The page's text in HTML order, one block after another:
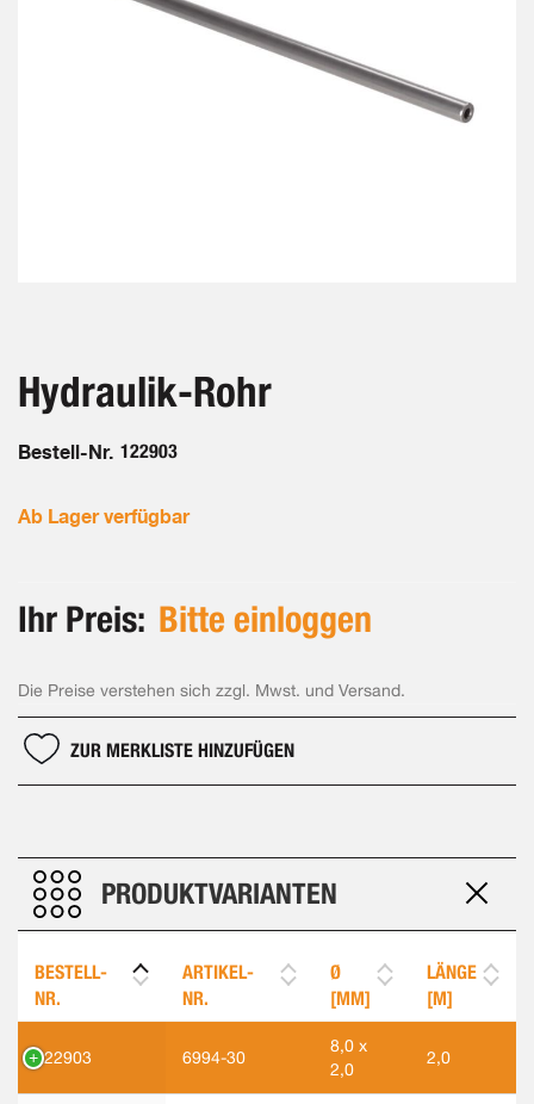
Bildergalerie
springen
Hydraulik-Rohr
Bestell-Nr. 122903
Ab Lager verfügbar
Ihr Preis: Bitte einloggen
Die Preise verstehen sich zzgl. Mwst. und Versand.
ZUR MERKLISTE HINZUFÜGEN
PRODUKTVARIANTEN
BESTELL-
NR.
ARTIKEL-
NR.
Ø
[MM]
LÄNGE
[M]
122903 6994-30
8,0 x
2,0
2,0